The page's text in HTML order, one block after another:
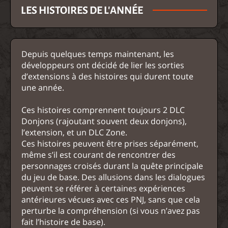
LES HISTOIRES DE L'ANNÉE
Depuis quelques temps maintenant, les
développeurs ont décidé de lier les sorties
d’extensions à des histoires qui durent toute
une année.
Ces histoires comprennent toujours 2 DLC
Donjons (rajoutant souvent deux donjons),
l’extension, et un DLC Zone.
Ces histoires peuvent être prises séparément,
même s’il est courant de rencontrer des
personnages croisés durant la quête principale
du jeu de base. Des allusions dans les dialogues
peuvent se référer à certaines expériences
antérieures vécues avec ces PNJ, sans que cela
perturbe la compréhension (si vous n’avez pas
fait l’histoire de base).